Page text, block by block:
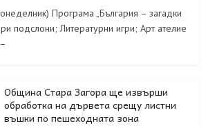
Програма „България – загадки
подслони; Литературни игри; Арт ателие
Община Стара Загора ще извърши
обработка на дървета срещу листни
въшки по пешеходната зона